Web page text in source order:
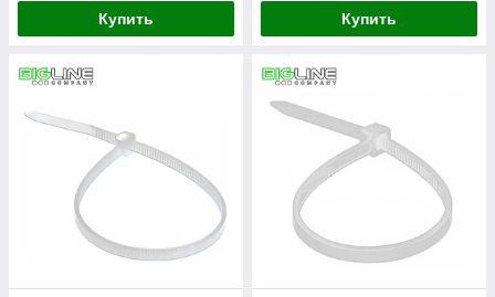
Купить Купить